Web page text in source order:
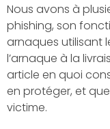
Nous avons à
phishing, son
arnaques utilisant
l’arnaque à la
article en quoi
en protéger, et
victime.